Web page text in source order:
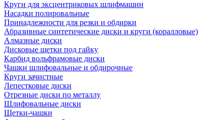
Круги для эксцентриковых шлифмашин
Насадки полировальные
Принадлежности для резки и обдирки
Абразивные синтетические диски и круги (коралловые)
Алмазные диски
Дисковые щетки под гайку
Карбид вольфрамовые диски
Чашки шлифовальные и обдирочные
Круги зачистные
Лепестковые диски
Отрезные диски по металлу
Шлифовальные диски
Щетки-чашки